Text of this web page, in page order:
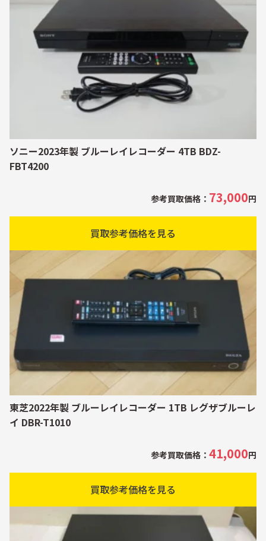
ソニー2023年製 ブルーレイレコーダー 4TB BDZ-
FBT4200
参考買取価格： 73,000円
買取参考価格を見る
東芝2022年製 ブルーレイレコーダー 1TB レグザブルーレ
イ DBR-T1010
参考買取価格： 41,000円
買取参考価格を見る